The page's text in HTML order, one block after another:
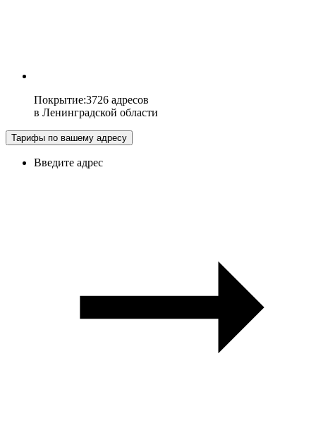
Покрытие:3726 адресов
в Ленинградской области
Тарифы по вашему адресу
Введите адрес